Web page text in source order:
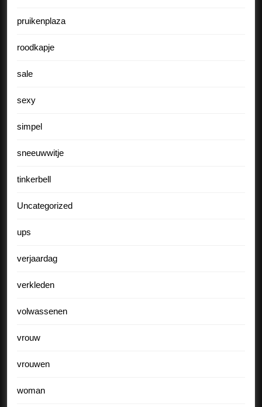
pruikenplaza
roodkapje
sale
sexy
simpel
sneeuwwitje
tinkerbell
Uncategorized
ups
verjaardag
verkleden
volwassenen
vrouw
vrouwen
woman